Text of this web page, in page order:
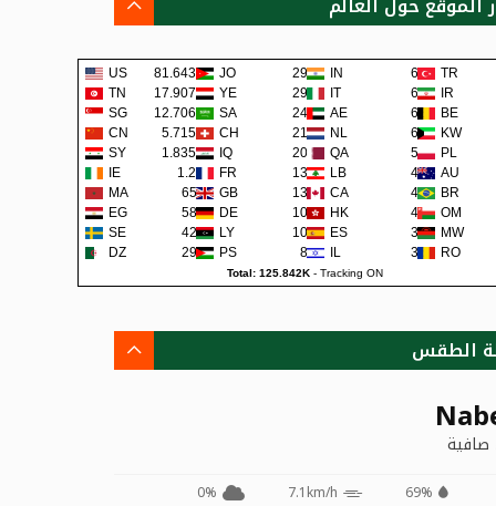
US 81.643K JO 292 IN 67 TR
TN
17.907K YE 290 IT 62 IR
SG
12.706K SA 242 AE 62 BE
CN
5.715K CH 219 NL 60 KW
SY
1.835K IQ 200 QA 57 PL
IE
1.2K FR 138 LB 48 AU
MA
659 GB 131 CA 45 BR
EG
581 DE 108 HK 42 OM
SE
422 LY 105 ES 38 MW
DZ
295 PS 80 IL 36 RO
Total: 125.842K- Tracking ON
الطقس
69%
7.1km/h
0%